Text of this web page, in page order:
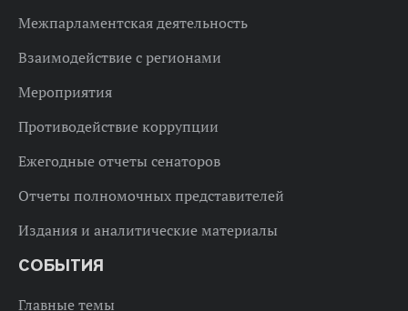
Межпарламентская деятельность
Взаимодействие с регионами
Мероприятия
Противодействие коррупции
Ежегодные отчеты сенаторов
Отчеты полномочных представителей
Издания и аналитические материалы
СОБЫТИЯ
Главные темы